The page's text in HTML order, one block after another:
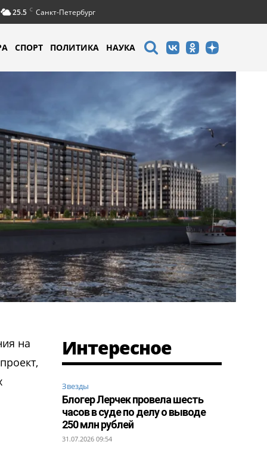
25.5 C Санкт-Петербург
СПОРТ ПОЛИТИКА НАУКА
на
Интересное
Звезды
Блогер Лерчек провела шесть
часов в суде по делу о выводе
250 млн рублей
31.07.2026 09:54